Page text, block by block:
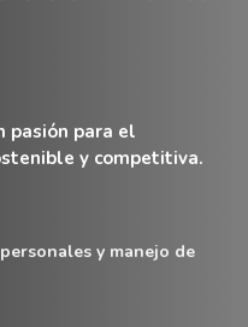
pasión para el
y competitiva.
y manejo de